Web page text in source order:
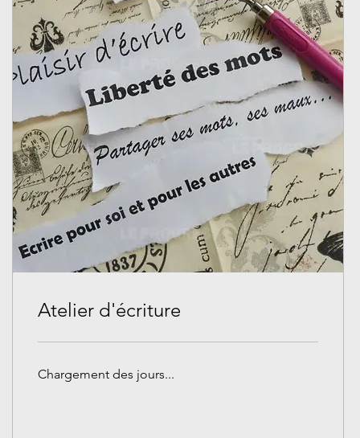
Atelier d'écriture
Chargement des jours...